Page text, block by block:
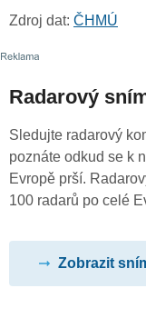
Zdroj dat: ČHMÚ
Radarový
Sledujte radarový
poznáte odkud se k
Evropě prší.
100 radarů po celé
Zobrazit